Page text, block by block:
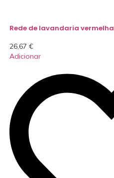
Rede de lavandaria vermelha
26,67 €
Adicionar